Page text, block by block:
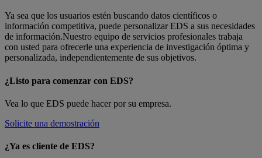
Ya sea que los usuarios estén buscando datos científicos o
información competitiva, puede personalizar EDS a sus necesidades
de información.Nuestro equipo de servicios profesionales trabaja
con usted para ofrecerle una experiencia de investigación óptima y
personalizada, independientemente de sus objetivos.
¿Listo para comenzar con EDS?
Vea lo que EDS puede hacer por su empresa.
Solicite una demostración
¿Ya es cliente de EDS?